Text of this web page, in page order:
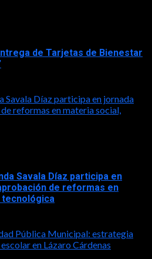
de Tarjetas de Bienestar
Savala Díaz participa en jornada
reformas en materia social,
Savala Díaz participa en
de reformas en
tecnológica
Pública Municipal: estrategia
en Lázaro Cárdenas